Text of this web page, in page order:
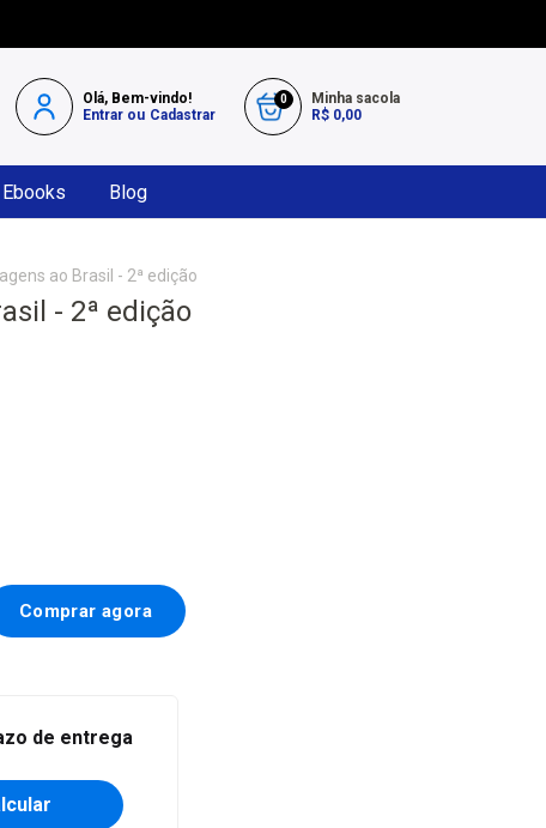
Olá, Bem-vindo!
Entrar ou Cadastrar
0
Minha sacola
R$ 0,00
Ebooks Blog
ao Brasil - 2ª edição
- 2ª edição
Alterar CEP
de entrega